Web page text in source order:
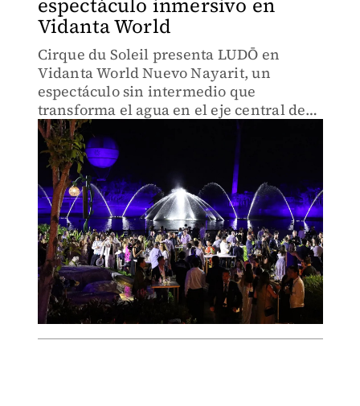
Vidanta World
Cirque du Soleil presenta LUDŌ en
Vidanta World Nuevo Nayarit, un
espectáculo sin intermedio que
transforma el agua en el eje central de
una experiencia inmersiva, con actos
continuos que envuelven al espectador
desde todos los ángulos.